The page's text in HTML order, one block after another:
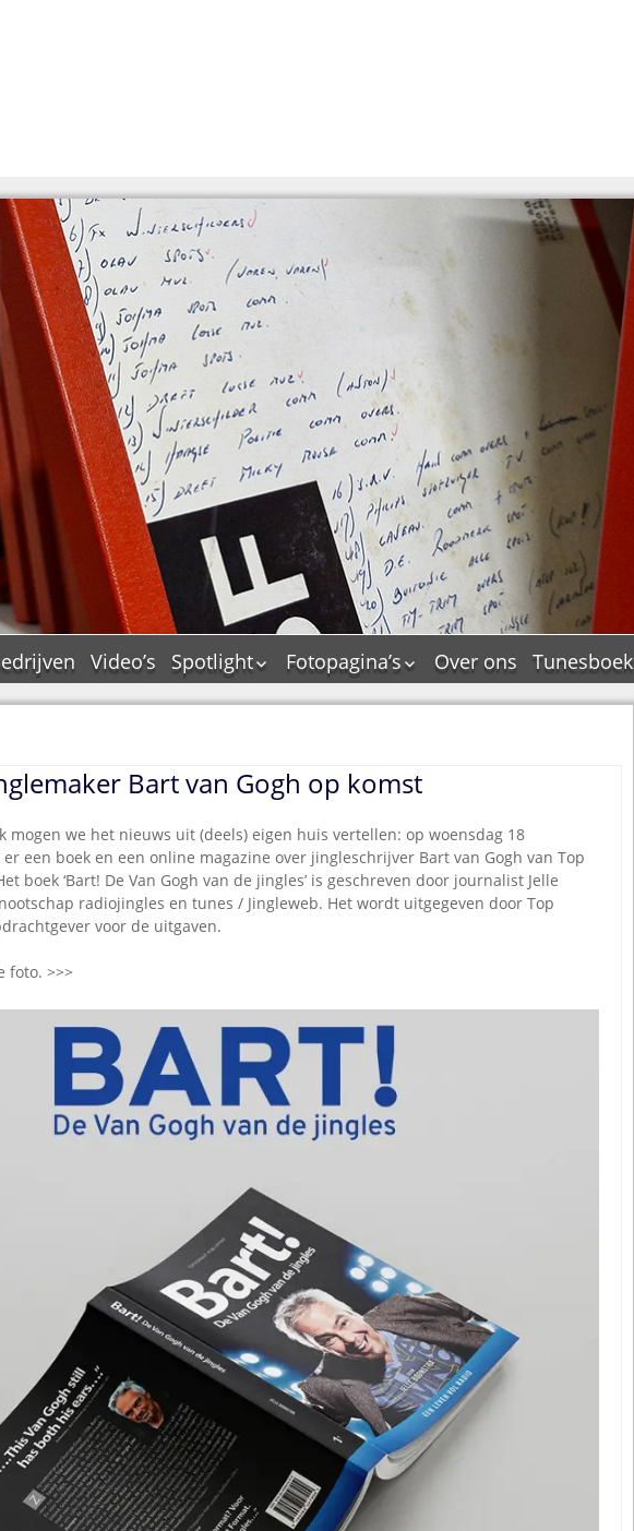
Video’s
Spotlight
De Tourflitsjingle –
Dallas jingle city
De Tourtune
Ferry Maat 65
Ferry Maat interview
Jingle Awards
Stoomfluit Klaas
Vaak
Uitvinding
jinglecassette
Fotopagina’s
JAM in pictures
Pepper & Tanner in
Top Format in
pictures
Dik Voormekaar in
foto’s
Over ons Tunesboek
Bart van Gogh op komst
mogen we het nieuws uit (deels) eigen huis vertellen: op woensdag 18
een boek en een online magazine over jingleschrijver Bart van Gogh van Top
boek ‘Bart! De Van Gogh van de jingles’ is geschreven door journalist Jelle
radiojingles en tunes / Jingleweb. Het wordt uitgegeven door Top
voor de uitgaven.
foto. >>>